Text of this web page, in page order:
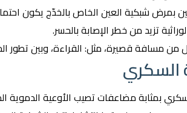
بمرض شبكية العين الخاص بالخدّج يكون
تزيد من خطر الإصابة بالحسر.
من مسافة قصيرة، مثل: القراءة، وبين تطور
السكري
بمثابة مضاعفات تصيب الأوعية